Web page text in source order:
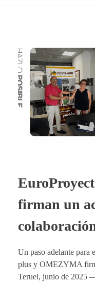
firman un
Un paso adelante para
plus y OMEZYMA
Teruel, junio de 2025